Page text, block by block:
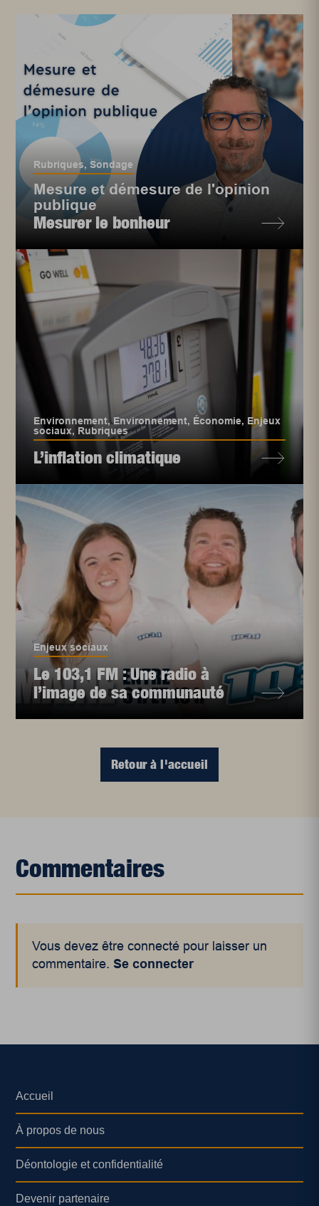
Rubriques,Sondage
Mesure et démesure de l'opinion
publique
Mesurer le bonheur
Environnement,Environnement, Économie, Enjeux
sociaux, Rubriques
L’inflation climatique
Enjeux sociaux
Le 103,1 FM : Une radio à
l’image de sa communauté
Retour à l'accueil
Commentaires
Vous devez être connecté pour laisser un
commentaire.Se connecter
Accueil
À propos de nous
Déontologie et confidentialité
Devenir partenaire